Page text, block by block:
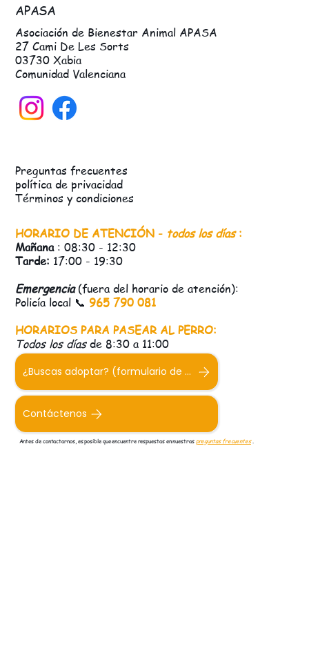
APASA
Asociación de Bienestar Animal APASA
27 Cami De Les Sorts
03730 Xabia
Comunidad Valenciana
¿Buscas adoptar? (formulario de adopción)
HORARIO DE ATENCIÓN - todos los días:
Mañana: 08:30 - 12:30
Tarde: 17:00 - 19:30
Emergencia(fuera del horario de atención):
Policía local 📞 965 790 081
HORARIOS PARA PASEAR AL PERRO:
Todos los días de 8:30 a 11:00
Contáctenos
Antes de contactarnos, es posible que encuentre respuestas en nuestraspreguntas frecuentes.
Preguntas frecuentes
política de privacidad
Términos y condiciones